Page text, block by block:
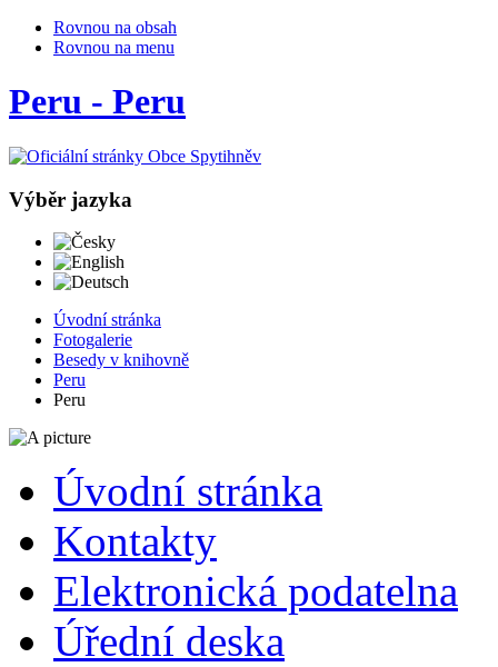
Rovnou na obsah
Rovnou na menu
Peru - Peru
Výběr jazyka
Česky
Úvodní stránka
Fotogalerie
Besedy v knihovně
Peru
Peru
Úvodní stránka
Kontakty
Elektronická podatelna
Úřední deska